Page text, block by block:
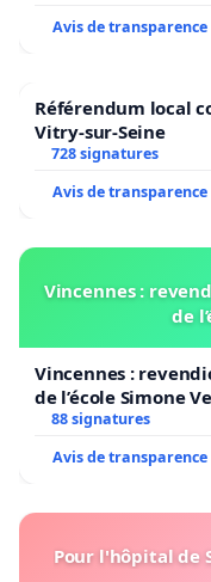
Avis de transparence
Référendum local
Vitry-sur-Seine
728 signatures
Avis de transparence
Vincennes :
de
Vincennes :
de l’école Simone
88 signatures
Avis de transparence
Pour l'hôpital de